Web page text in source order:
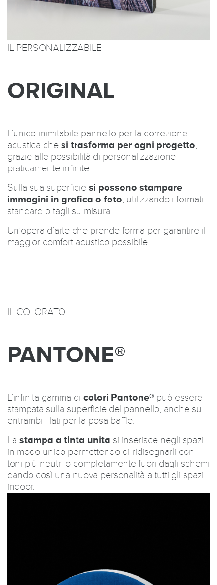
IL PERSONALIZZABILE
ORIGINAL
L’unico inimitabile pannello per la correzione
acustica che si trasforma per ogni progetto,
grazie alle possibilità di personalizzazione
praticamente infinite.
Sulla sua superficie si possono stampare
immagini in grafica o foto, utilizzando i formati
standard o tagli su misura.
Un’opera d’arte che prende forma per garantire il
maggior comfort acustico possibile.
IL COLORATO
PANTONE®
L’infinita gamma di colori Pantone® può essere
stampata sulla superficie del pannello, anche su
entrambi i lati per la posa baffle.
La stampa a tinta unita si inserisce negli spazi
in modo unico permettendo di ridisegnarli con
toni più neutri o completamente fuori dagli schemi
dando così una nuova personalità a tutti gli spazi
indoor.